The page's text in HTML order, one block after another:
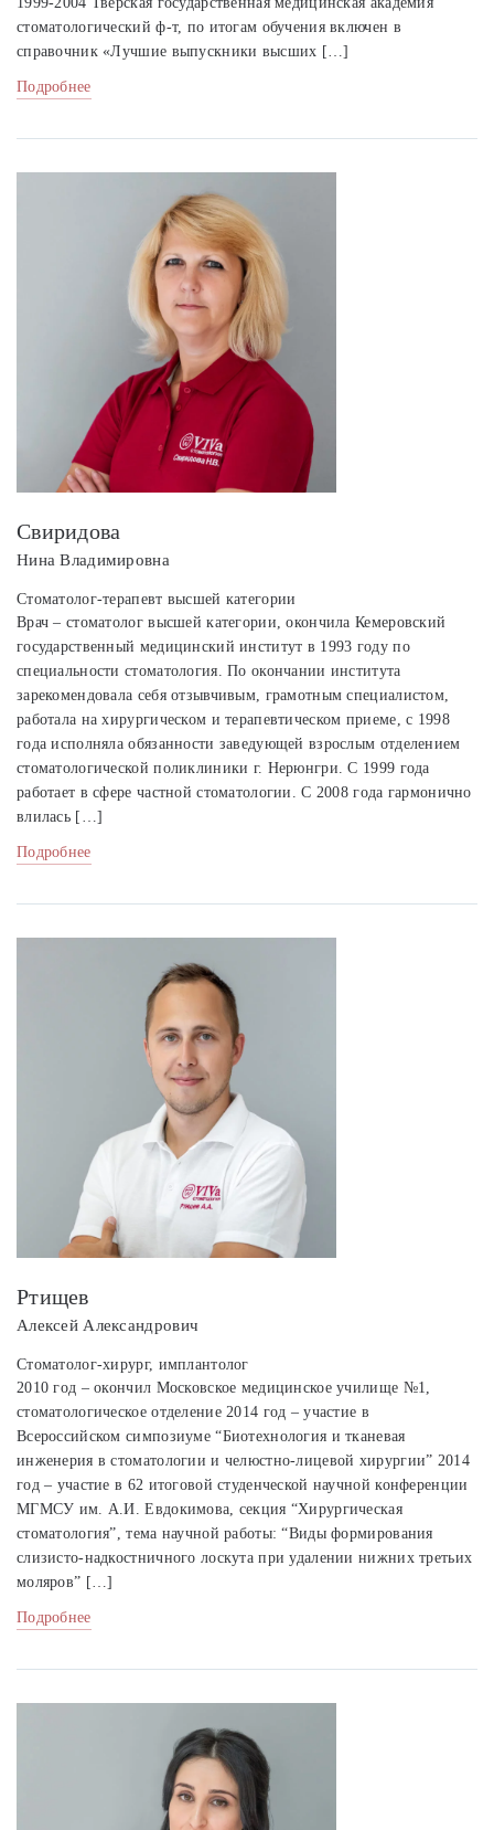
стоматологический ф-т, по итогам обучения включен в
справочник «Лучшие выпускники высших […]
Подробнее
Свиридова
Нина Владимировна
Стоматолог-терапевт высшей категории
Врач – стоматолог высшей категории, окончила Кемеровский
государственный медицинский институт в 1993 году по
специальности стоматология. По окончании института
зарекомендовала себя отзывчивым, грамотным специалистом,
работала на хирургическом и терапевтическом приеме, с 1998
года исполняла обязанности заведующей взрослым отделением
стоматологической поликлиники г. Нерюнгри. С 1999 года
работает в сфере частной стоматологии. С 2008 года гармонично
влилась […]
Подробнее
Ртищев
Алексей Александрович
Стоматолог-хирург, имплантолог
2010 год – окончил Московское медицинское училище №1,
стоматологическое отделение 2014 год – участие в
Всероссийском симпозиуме “Биотехнология и тканевая
инженерия в стоматологии и челюстно-лицевой хирургии” 2014
год – участие в 62 итоговой студенческой научной конференции
МГМСУ им. А.И. Евдокимова, секция “Хирургическая
стоматология”, тема научной работы: “Виды формирования
слизисто-надкостничного лоскута при удалении нижних третьих
моляров” […]
Подробнее